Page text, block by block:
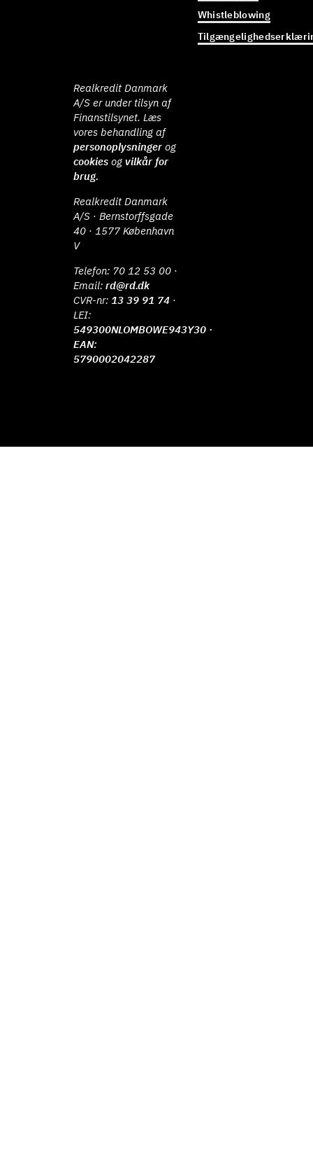
Whistleblowing
Realkredit Danmark
A/S er under tilsyn af
Finanstilsynet. Læs
vores behandling af
personoplysninger og
cookies ogvilkår for
brug.
Realkredit Danmark
A/S · Bernstorffsgade
40 · 1577 København
V
Telefon: 70 12 53 00 ·
Email:rd@rd.dk
CVR-nr: 13 39 91 74 ·
LEI:
549300NLOMBOWE943Y30 ·
EAN:
5790002042287